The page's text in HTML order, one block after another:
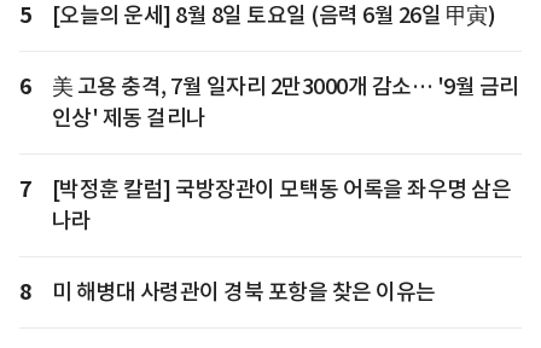
5 [오늘의 운세] 8월 8일 토요일 (음력 6월 26일 甲寅)
6
美 고용 충격, 7월 일자리 2만3000개 감소… '9월 금리
인상' 제동 걸리나
7
[박정훈 칼럼] 국방장관이 모택동 어록을 좌우명 삼은
나라
8 미 해병대 사령관이 경북 포항을 찾은 이유는